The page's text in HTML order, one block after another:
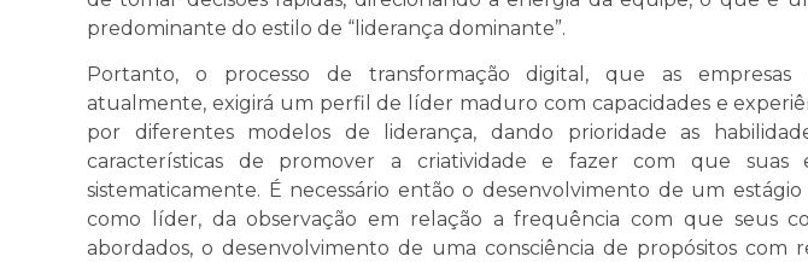
predominante do estilo de “liderança dominante”.
Portanto, o processo de transformação digital, que as empresas
atualmente, exigirá um perfil de líder maduro com capacidades e
por diferentes modelos de liderança, dando prioridade as
características de promover a criatividade e fazer com que suas
sistematicamente. É necessário então o desenvolvimento de um estágio
como líder, da observação em relação a frequência com que seus
abordados, o desenvolvimento de uma consciência de propósitos com